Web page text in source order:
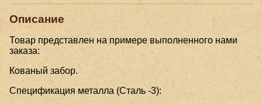
Описание
Товар представлен на примере выполненного нами
заказа:
Кованый забор.
Спецификация металла (Сталь -3):